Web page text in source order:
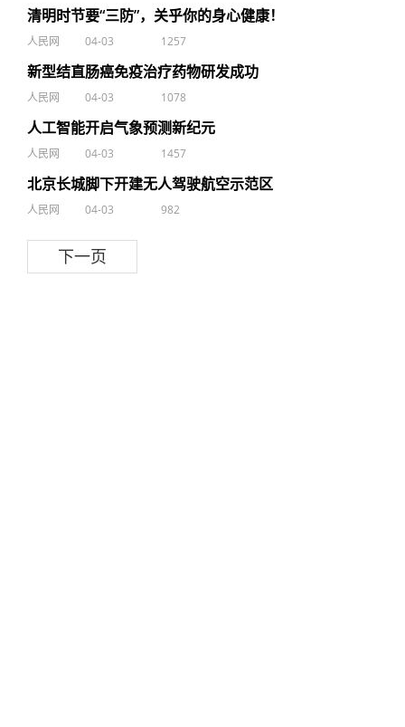
清明时节要“三防”，关乎你的身心健康！
人民网 04-03 1257
新型结直肠癌免疫治疗药物研发成功
人民网 04-03 1078
人工智能开启气象预测新纪元
人民网 04-03 1457
北京长城脚下开建无人驾驶航空示范区
人民网 04-03 982
下一页